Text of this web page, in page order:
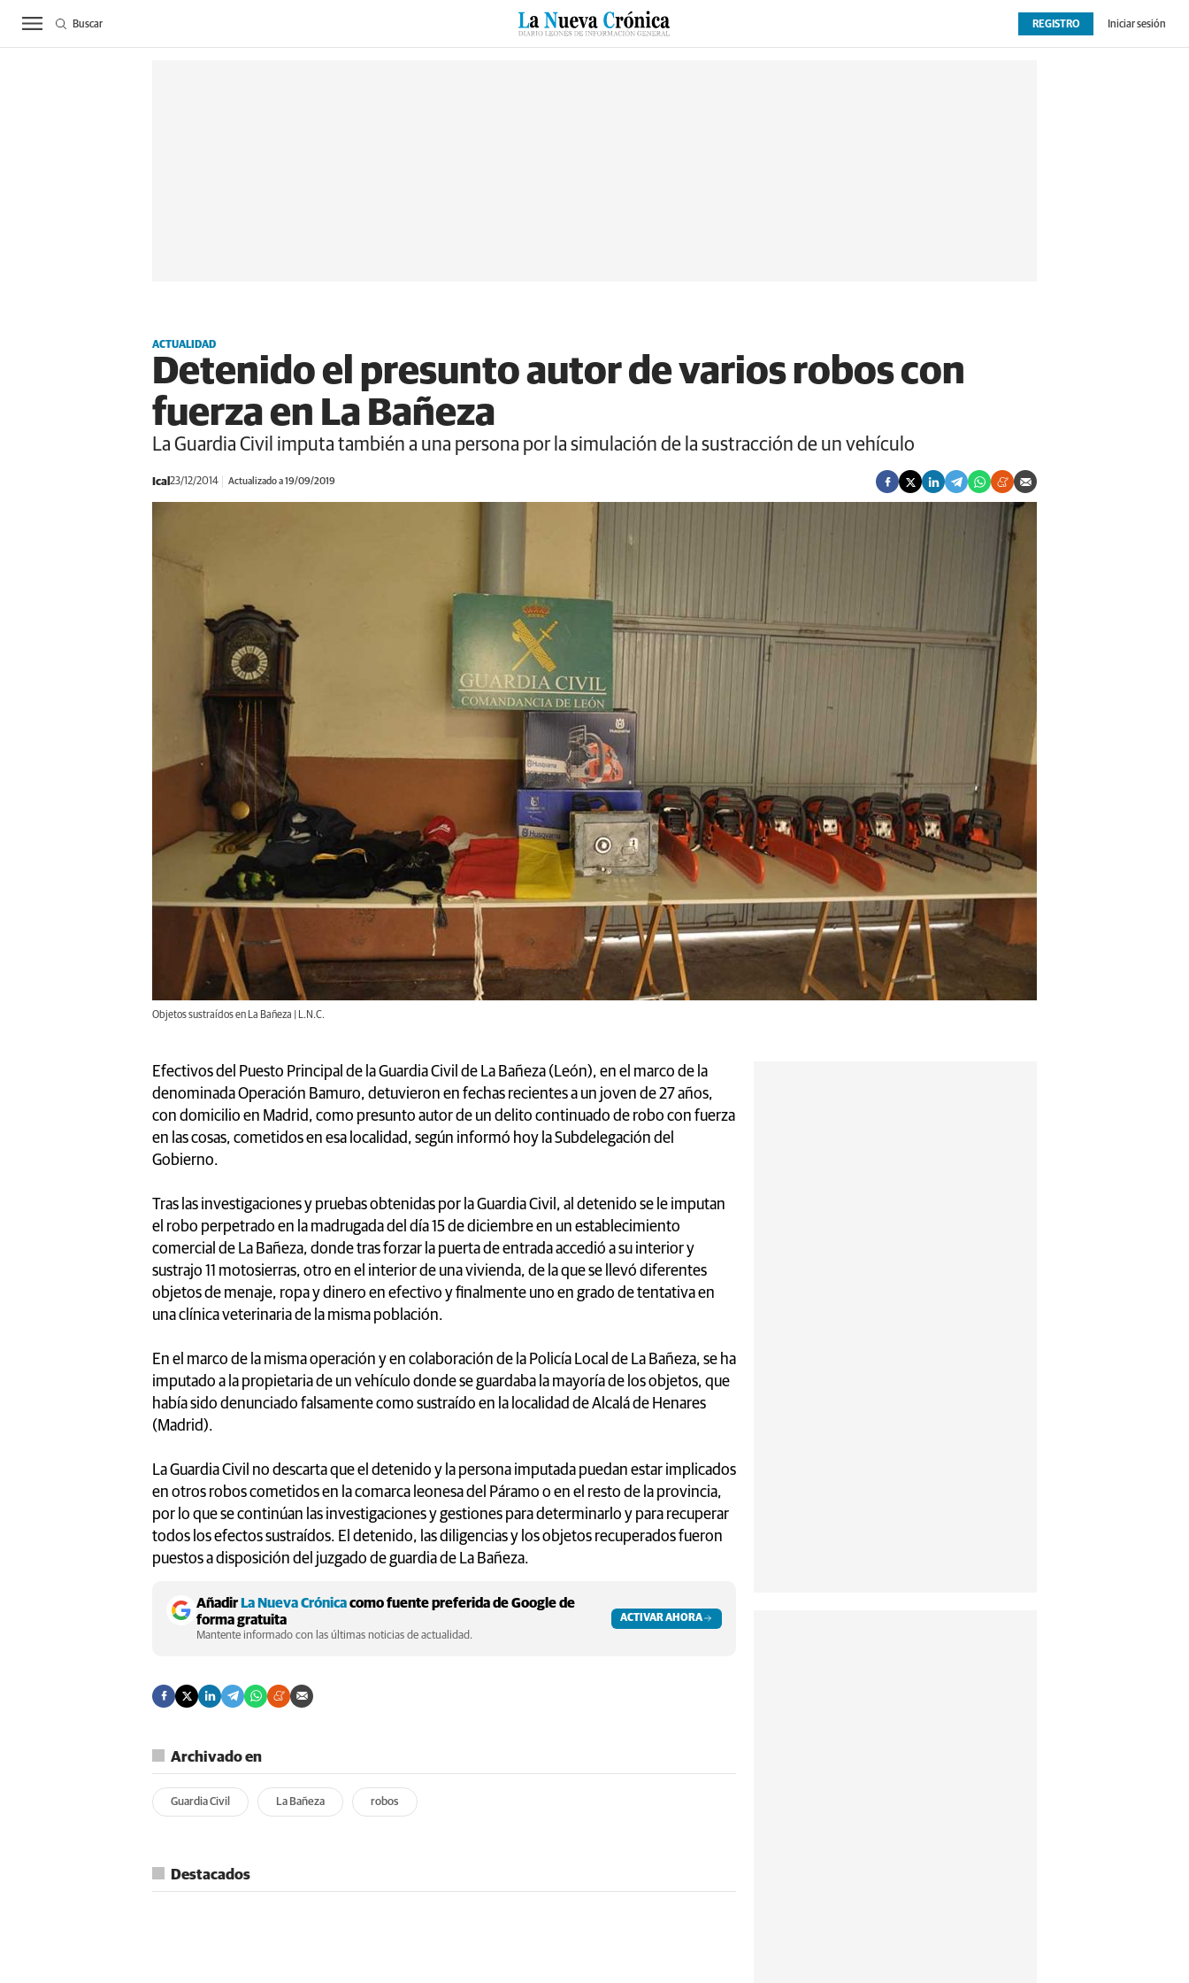
ACTUALIDAD BIERZO SUCESOS CULTURAS ESPECIALES DEPORTES OPINIÓN EXTRAS
REGISTRO Iniciar sesión
Buscar
ACTUALIDAD
Detenido el presunto autor de varios robos con
fuerza en La Bañeza
La Guardia Civil imputa también a una persona por la simulación de la sustracción de un vehículo
Ical 23/12/2014 Actualizado a 19/09/2019
Objetos sustraídos en La Bañeza | L.N.C.
Efectivos del Puesto Principal de la Guardia Civil de La Bañeza (León), en el marco de la
denominada Operación Bamuro, detuvieron en fechas recientes a un joven de 27 años,
con domicilio en Madrid, como presunto autor de un delito continuado de robo con fuerza
en las cosas, cometidos en esa localidad, según informó hoy la Subdelegación del
Gobierno.
Tras las investigaciones y pruebas obtenidas por la Guardia Civil, al detenido se le imputan
el robo perpetrado en la madrugada del día 15 de diciembre en un establecimiento
comercial de La Bañeza, donde tras forzar la puerta de entrada accedió a su interior y
sustrajo 11 motosierras, otro en el interior de una vivienda, de la que se llevó diferentes
objetos de menaje, ropa y dinero en efectivo y finalmente uno en grado de tentativa en
una clínica veterinaria de la misma población.
En el marco de la misma operación y en colaboración de la Policía Local de La Bañeza, se ha
imputado a la propietaria de un vehículo donde se guardaba la mayoría de los objetos, que
había sido denunciado falsamente como sustraído en la localidad de Alcalá de Henares
(Madrid).
La Guardia Civil no descarta que el detenido y la persona imputada puedan estar implicados
en otros robos cometidos en la comarca leonesa del Páramo o en el resto de la provincia,
por lo que se continúan las investigaciones y gestiones para determinarlo y para recuperar
todos los efectos sustraídos. El detenido, las diligencias y los objetos recuperados fueron
puestos a disposición del juzgado de guardia de La Bañeza.
AñadirLa Nueva Crónicacomo fuente preferida de Google de
forma gratuita
Mantente informado con las últimas noticias de actualidad.
ACTIVAR AHORA
Archivado en
Guardia Civil La Bañeza robos
Destacados